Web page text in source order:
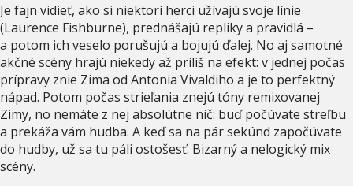
Je fajn vidieť, ako si niektorí herci užívajú svoje línie
(Laurence Fishburne), prednášajú repliky a pravidlá –
a potom ich veselo porušujú a bojujú ďalej. No aj samotné
akčné scény hrajú niekedy až príliš na efekt: v jednej počas
prípravy znie Zima od Antonia Vivaldiho a je to perfektný
nápad. Potom počas strieľania znejú tóny remixovanej
Zimy, no nemáte z nej absolútne nič: buď počúvate streľbu
a prekáža vám hudba. A keď sa na pár sekúnd započúvate
do hudby, už sa tu páli ostošesť. Bizarný a nelogický mix
scény.